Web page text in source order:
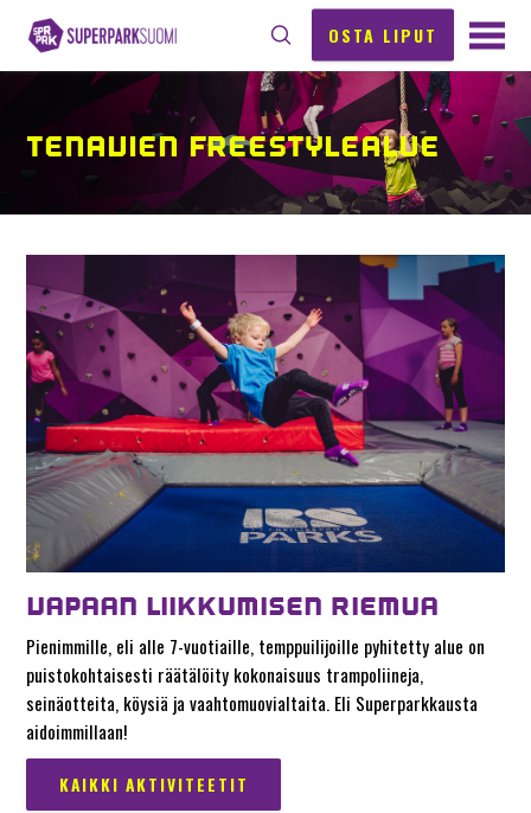
OSTA LIPUT
TENAVIEN FREESTYLEALUE
VAPAAN LIIKKUMISEN RIEMUA
Pienimmille, eli alle 7-vuotiaille, temppuilijoille pyhitetty alue on
puistokohtaisesti räätälöity kokonaisuus trampoliineja,
seinäotteita, köysiä ja vaahtomuovialtaita. Eli Superparkkausta
aidoimmillaan!
KAIKKI AKTIVITEETIT